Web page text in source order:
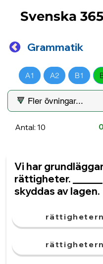
Svenska 365
Grammatik
A1 A2 B1
Antal: 10 0
Vi har
rättigheter. ______
skyddas av lagen.